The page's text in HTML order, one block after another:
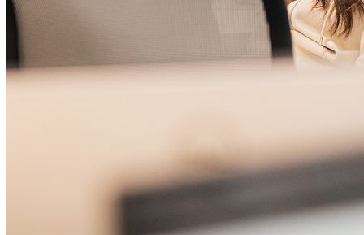
成長を続けるため、現金6億ドルによる買収提案を辞